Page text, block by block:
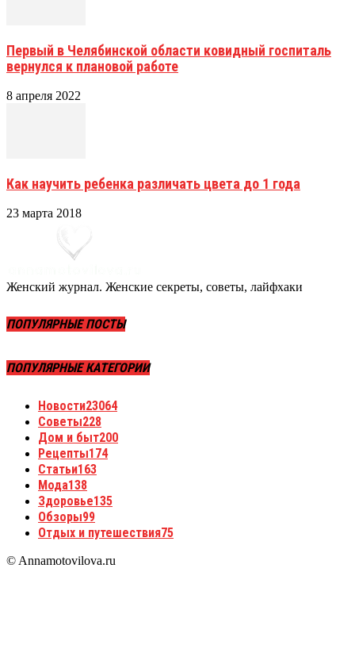
Первый в Челябинской области ковидный госпиталь
вернулся к плановой работе
8 апреля 2022
Как научить ребенка различать цвета до 1 года
23 марта 2018
Женский журнал. Женские секреты, советы, лайфхаки
ПОПУЛЯРНЫЕ ПОСТЫ
ПОПУЛЯРНЫЕ КАТЕГОРИИ
Новости23064
Советы228
Дом и быт200
Рецепты174
Статьи163
Мода138
Здоровье135
Обзоры99
Отдых и путешествия75
© Annamotovilova.ru